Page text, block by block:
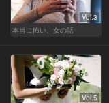
Vol.3
本当に怖い、女の話
Vol.5